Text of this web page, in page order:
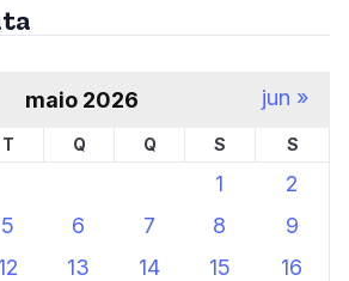
maio 2026
T Q Q S S
1
2
5 6 7 8
9
12 13 14 15
16
jun »